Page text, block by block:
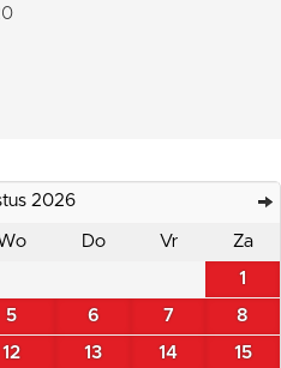
2026
Do Vr Za
1
5 6 7 8
12 13 14 15